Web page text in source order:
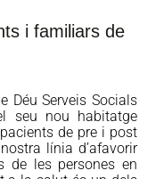
i familiars de
Déu Serveis Socials
seu nou habitatge
de pre i post
línia d’afavorir
de les persones en